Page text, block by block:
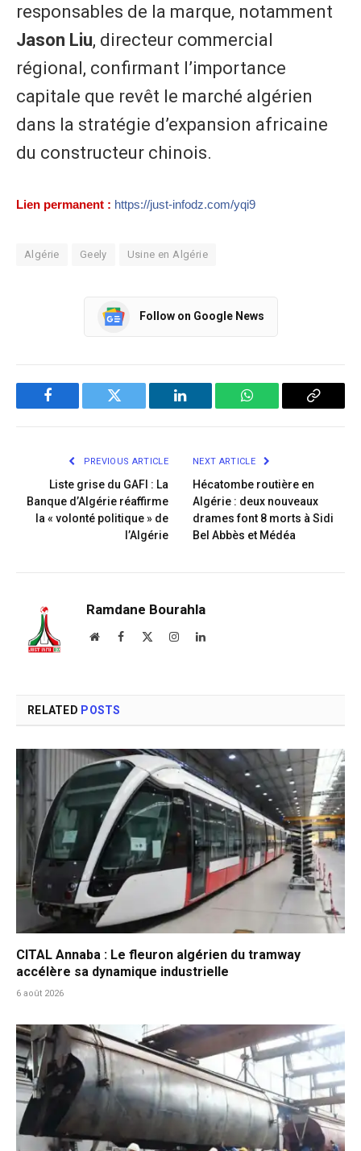
responsables de la marque, notamment
Jason Liu, directeur commercial
régional, confirmant l’importance
capitale que revêt le marché algérien
dans la stratégie d’expansion africaine
du constructeur chinois.
Lien permanent : https://just-infodz.com/yqi9
Algérie Geely Usine en Algérie
Follow on Google News
Facebook Twitter LinkedIn WhatsApp Copy
PREVIOUS ARTICLE
Liste grise du GAFI : La
Banque d’Algérie réaffirme
la « volonté politique » de
l’Algérie
NEXT ARTICLE
Hécatombe routière en
Algérie : deux nouveaux
drames font 8 morts à Sidi
Bel Abbès et Médéa
Ramdane Bourahla
WebsiteFacebook InstagramLinkedIn
RELATED POSTS
CITAL Annaba : Le fleuron algérien du tramway
accélère sa dynamique industrielle
6 août 2026